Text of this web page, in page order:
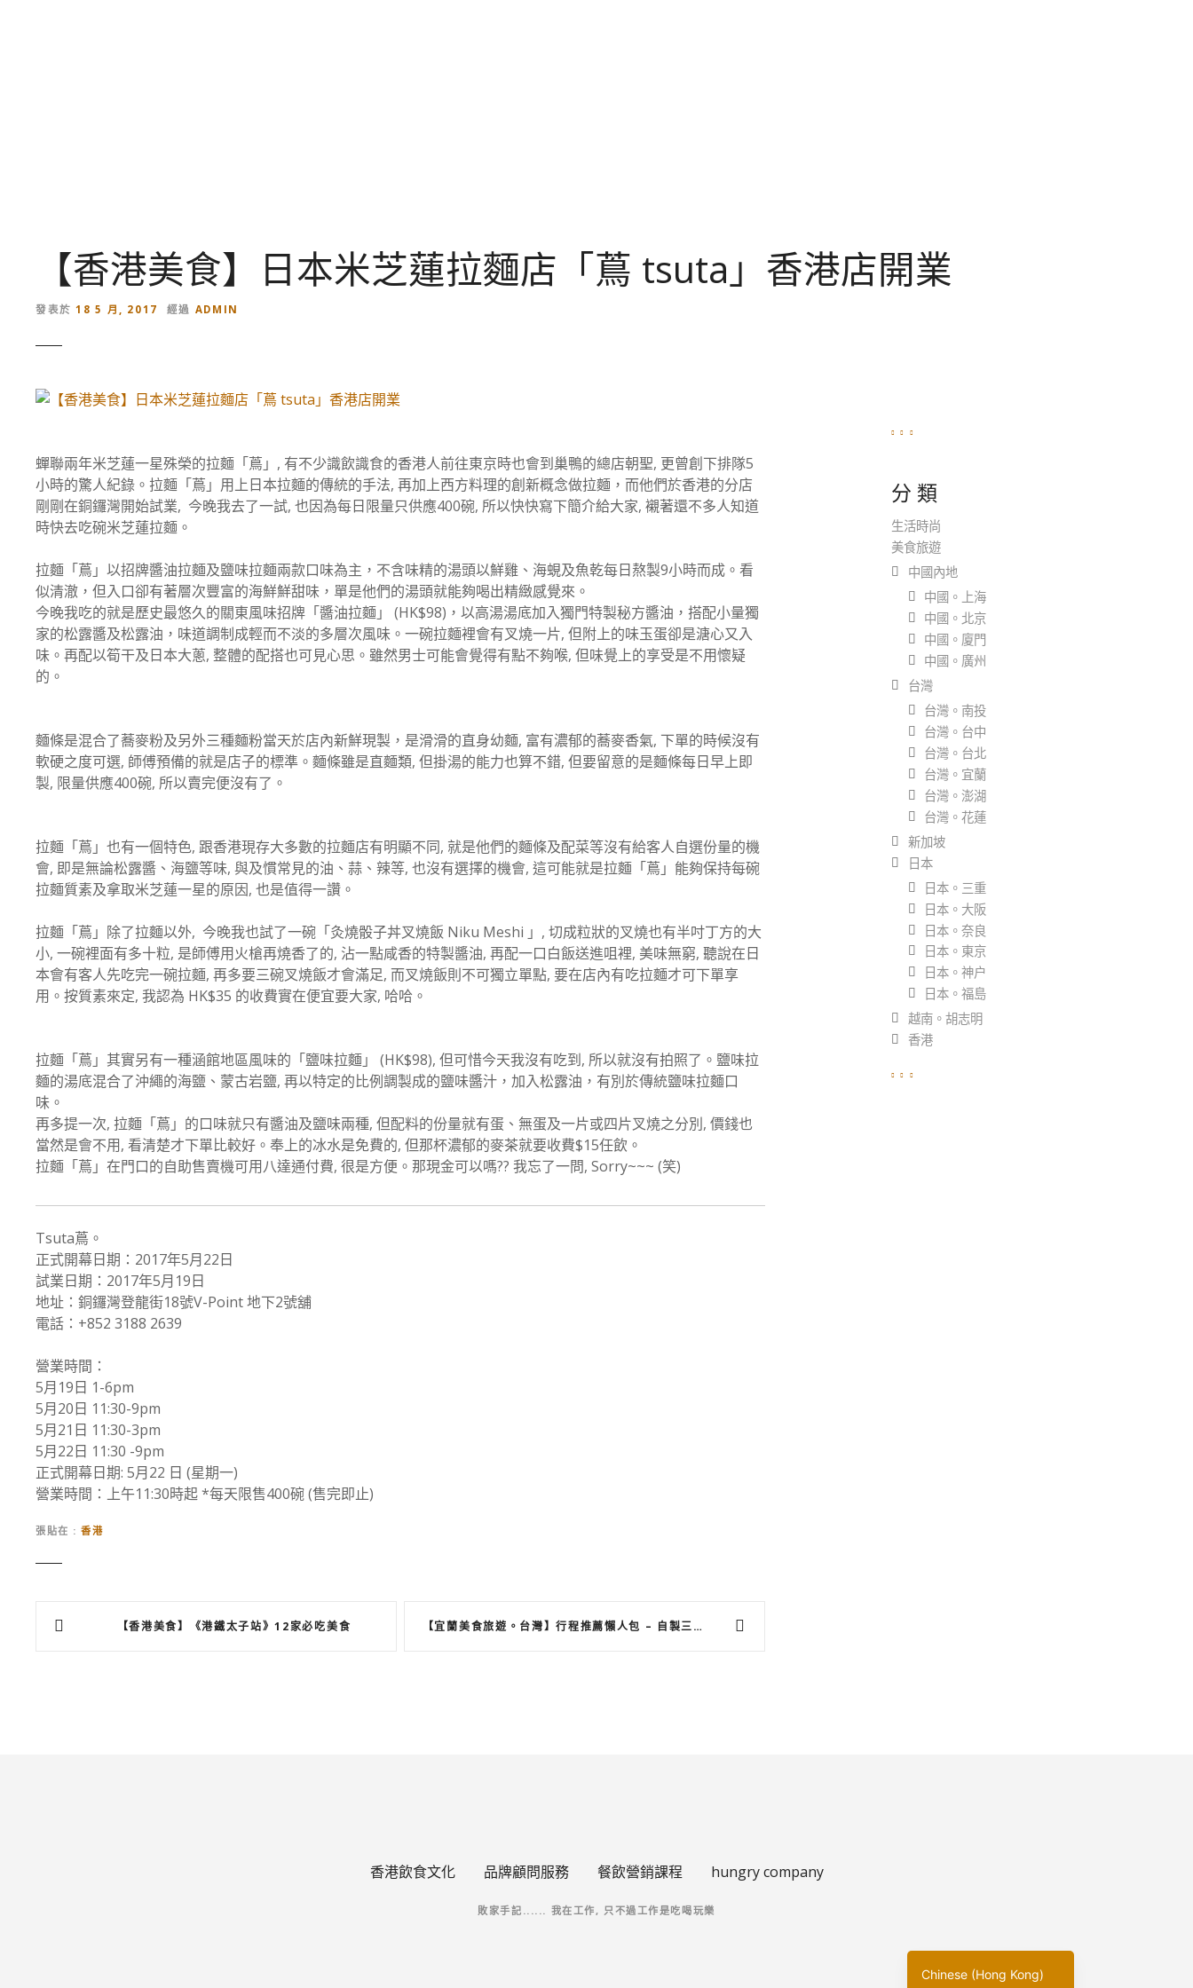
【香港美食】日本米芝蓮拉麵店「蔦 tsuta」香港店開業
發表於 18 5 月, 2017 經過 ADMIN
蟬聯兩年米芝蓮一星殊榮的拉麵「蔦」, 有不少識飲識食的香港人前往東京時也會到巢鴨的總店朝聖, 更曾創下排隊5
小時的驚人紀錄。拉麵「蔦」用上日本拉麵的傳統的手法, 再加上西方料理的創新概念做拉麵，而他們於香港的分店
剛剛在銅鑼灣開始試業, 今晚我去了一試, 也因為每日限量只供應400碗, 所以快快寫下簡介給大家, 襯著還不多人知道
時快去吃碗米芝蓮拉麵。
拉麵「蔦」以招牌醬油拉麵及鹽味拉麵兩款口味為主，不含味精的湯頭以鮮雞、海蜆及魚乾每日熬製9小時而成。看
似清澈，但入口卻有著層次豐富的海鮮鮮甜味，單是他們的湯頭就能夠喝出精緻感覺來。
今晚我吃的就是歷史最悠久的關東風味招牌「醬油拉麵」 (HK$98)，以高湯湯底加入獨門特製秘方醬油，搭配小量獨
家的松露醬及松露油，味道調制成輕而不淡的多層次風味。一碗拉麵裡會有叉燒一片, 但附上的味玉蛋卻是溏心又入
味。再配以筍干及日本大蔥, 整體的配搭也可見心思。雖然男士可能會覺得有點不夠喉, 但味覺上的享受是不用懷疑
的。
麵條是混合了蕎麥粉及另外三種麵粉當天於店內新鮮現製，是滑滑的直身幼麵, 富有濃郁的蕎麥香氣, 下單的時候沒有
軟硬之度可選, 師傅預備的就是店子的標準。麵條雖是直麵類, 但掛湯的能力也算不錯, 但要留意的是麵條每日早上即
製, 限量供應400碗, 所以賣完便沒有了。
拉麵「蔦」也有一個特色, 跟香港現存大多數的拉麵店有明顯不同, 就是他們的麵條及配菜等沒有給客人自選份量的機
會, 即是無論松露醬、海鹽等味, 與及慣常見的油、蒜、辣等, 也沒有選擇的機會, 這可能就是拉麵「蔦」能夠保持每碗
拉麵質素及拿取米芝蓮一星的原因, 也是值得一讚。
拉麵「蔦」除了拉麵以外, 今晚我也試了一碗「灸燒骰子丼叉燒飯 Niku Meshi 」, 切成粒狀的叉燒也有半吋丁方的大
小, 一碗裡面有多十粒, 是師傅用火槍再燒香了的, 沾一點咸香的特製醬油, 再配一口白飯送進咀裡, 美味無窮, 聽說在日
本會有客人先吃完一碗拉麵, 再多要三碗叉燒飯才會滿足, 而叉燒飯則不可獨立單點, 要在店內有吃拉麵才可下單享
用。按質素來定, 我認為 HK$35 的收費實在便宜要大家, 哈哈。
拉麵「蔦」其實另有一種涵館地區風味的「鹽味拉麵」 (HK$98), 但可惜今天我沒有吃到, 所以就沒有拍照了。鹽味拉
麵的湯底混合了沖繩的海鹽、蒙古岩鹽, 再以特定的比例調製成的鹽味醬汁，加入松露油，有別於傳統鹽味拉麵口
味。
再多提一次, 拉麵「蔦」的口味就只有醬油及鹽味兩種, 但配料的份量就有蛋、無蛋及一片或四片叉燒之分別, 價錢也
當然是會不用, 看清楚才下單比較好。奉上的冰水是免費的, 但那杯濃郁的麥茶就要收費$15任飲。
拉麵「蔦」在門口的自助售賣機可用八達通付費, 很是方便。那現金可以嗎?? 我忘了一問, Sorry~~~ (笑)
Tsuta蔦。
正式開幕日期：2017年5月22日
試業日期：2017年5月19日
地址：銅鑼灣登龍街18號V-Point 地下2號舖
電話：+852 3188 2639
營業時間：
5月19日 1-6pm
5月20日 11:30-9pm
5月21日 11:30-3pm
5月22日 11:30 -9pm
正式開幕日期: 5月22 日 (星期一)
營業時間：上午11:30時起 *每天限售400碗 (售完即止)
張貼在 香港
文
【香港美食】《港鐵太子站》12家必吃美食 【宜蘭美食旅遊。台灣】行程推薦懶人包 – 自製三星蔥餅、免費溫泉浸腳、入住森林民宿採摘火龍果、捕魚
分 類
生活時尚
美食旅遊
中國內地
中國。上海
中國。北京
中國。廈門
中國。廣州
台灣
台灣。南投
台灣。台中
台灣。台北
台灣。宜蘭
台灣。澎湖
台灣。花蓮
新加坡
日本
日本。三重
日本。大阪
日本。奈良
日本。東京
日本。神户
日本。福島
越南。胡志明
香港
香港飲食文化 品牌顧問服務 餐飲營銷課程 hungry company
敗家手記...... 我在工作, 只不過工作是吃喝玩樂
Chinese (Hong Kong)